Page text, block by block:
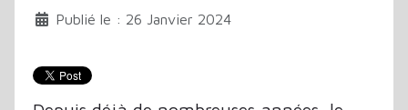
Publié le : 26 Janvier 2024